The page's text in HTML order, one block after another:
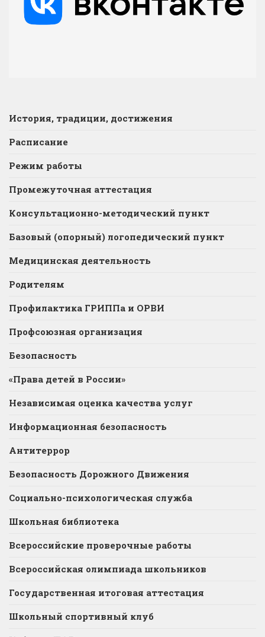
История, традиции, достижения
Расписание
Режим работы
Промежуточная аттестация
Консультационно-методический пункт
Базовый (опорный) логопедический пункт
Медицинская деятельность
Родителям
Профилактика ГРИППа и ОРВИ
Профсоюзная организация
Безопасность
«Права детей в России»
Независимая оценка качества услуг
Информационная безопасность
Антитеррор
Безопасность Дорожного Движения
Социально-психологическая служба
Школьная библиотека
Всероссийские проверочные работы
Всероссийская олимпиада школьников
Государственная итоговая аттестация
Школьный спортивный клуб